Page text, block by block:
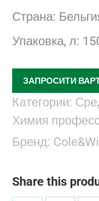
Страна:
Упаковка, л:
ЗАПРОСИТИ
Категории:
Химия
Бренд:
Share this